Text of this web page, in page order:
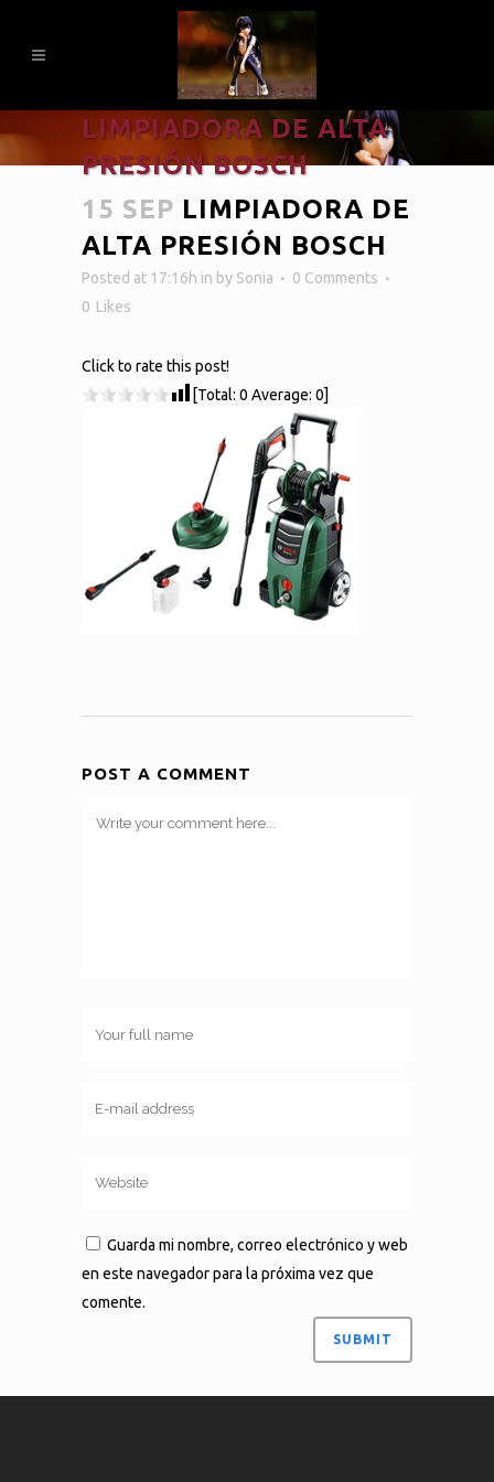
LIMPIADORA DE ALTA
PRESIÓN BOSCH
15 SEP LIMPIADORA DE
ALTA PRESIÓN BOSCH
Posted at 17:16h in by Sonia
0 Comments
0 Likes
Click to rate this post!
[Total: 0 Average: 0]
POST A COMMENT
Guarda mi nombre, correo electrónico y web
en este navegador para la próxima vez que
comente.